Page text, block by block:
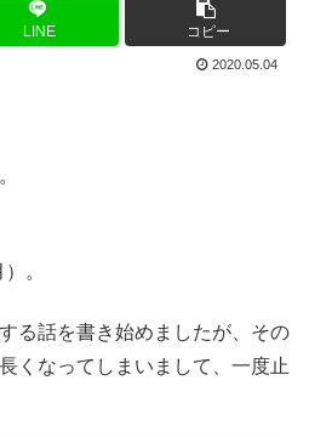
LINE コピー
2020.05.04
。
る話を書き始めましたが、その
くなってしまいまして、一度止